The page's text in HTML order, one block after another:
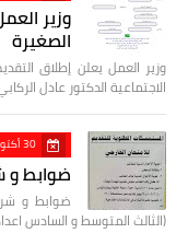
وزير
الصغيرة
وزير العمل يعلن إطلاق
الاجتماعية الدكتور عادل
30 أكتوبر 2020
ضوابط و
ضوابط و
(الثالث المتوسط و السادس اعدادي